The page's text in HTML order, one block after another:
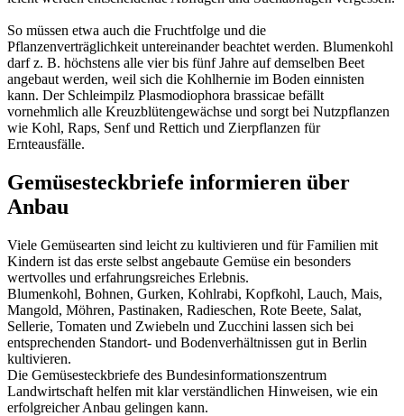
So müssen etwa auch die Fruchtfolge und die
Pflanzenverträglichkeit untereinander beachtet werden. Blumenkohl
darf z. B. höchstens alle vier bis fünf Jahre auf demselben Beet
angebaut werden, weil sich die Kohlhernie im Boden einnisten
kann. Der Schleimpilz Plasmodiophora brassicae befällt
vornehmlich alle Kreuzblütengewächse und sorgt bei Nutzpflanzen
wie Kohl, Raps, Senf und Rettich und Zierpflanzen für
Ernteausfälle.
Gemüsesteckbriefe informieren über
Anbau
Viele Gemüsearten sind leicht zu kultivieren und für Familien mit
Kindern ist das erste selbst angebaute Gemüse ein besonders
wertvolles und erfahrungsreiches Erlebnis.
Blumenkohl, Bohnen, Gurken, Kohlrabi, Kopfkohl, Lauch, Mais,
Mangold, Möhren, Pastinaken, Radieschen, Rote Beete, Salat,
Sellerie, Tomaten und Zwiebeln und Zucchini lassen sich bei
entsprechenden Standort- und Bodenverhältnissen gut in Berlin
kultivieren.
Die Gemüsesteckbriefe des Bundesinformationszentrum
Landwirtschaft helfen mit klar verständlichen Hinweisen, wie ein
erfolgreicher Anbau gelingen kann.